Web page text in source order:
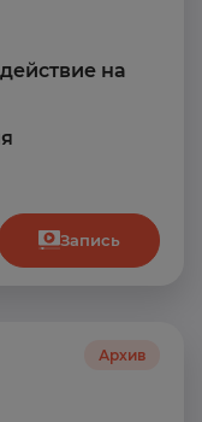
на
Запись
Архив